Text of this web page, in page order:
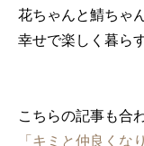
花ちゃんと鯖ちゃ
幸せで楽しく暮ら
こちらの記事も合
「キミと仲良くな